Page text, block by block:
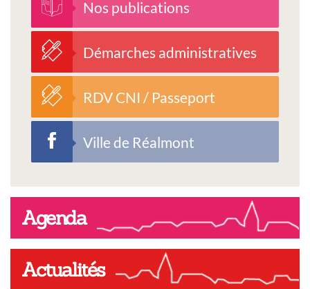
Nos publications
Démarches administratives
RDV CNI / Passeport
Ville de Réalmont
Agenda
Actualités